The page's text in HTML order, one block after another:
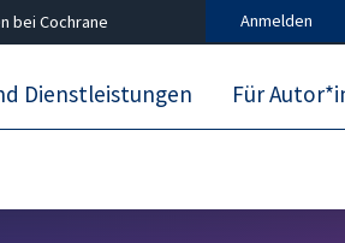
bei Cochrane Anmelden
Dienstleistungen Für